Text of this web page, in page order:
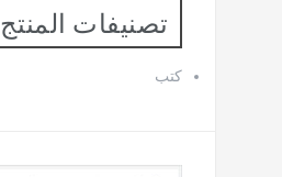
تصنيفات المنتج
كتب